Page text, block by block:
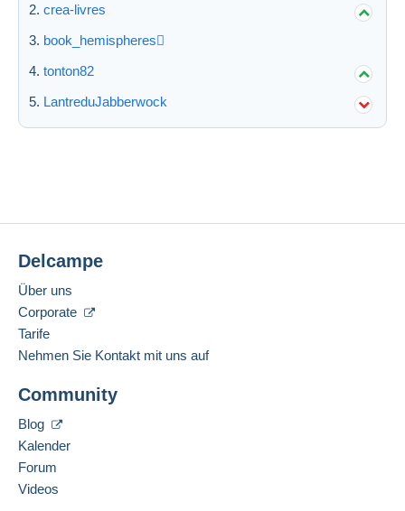
crea-livres
book_hemispheres
tonton82
LantreduJabberwock
Delcampe
Über uns
Corporate
Tarife
Nehmen Sie Kontakt mit uns auf
Community
Blog
Kalender
Forum
Videos